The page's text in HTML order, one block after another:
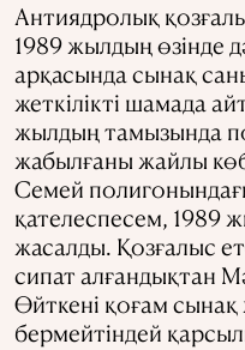
Антиядролық
1989 жылдың өзінде
арқасында сынақ
жеткілікті шамада
жылдың тамызында
жабылғаны жайлы
Семей
қателеспесем, 1989
жасалды. Қозғалыс
сипат алғандықтан
Өйткені қоғам сынақ
бермейтіндей